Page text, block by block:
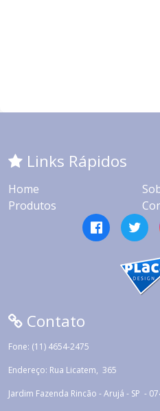
Links Rápidos
Home
Produtos
Contato
Fone: (11) 4654-2475
Endereço: Rua Licatem, 365
Jardim Fazenda Rincão - Arujá - SP -